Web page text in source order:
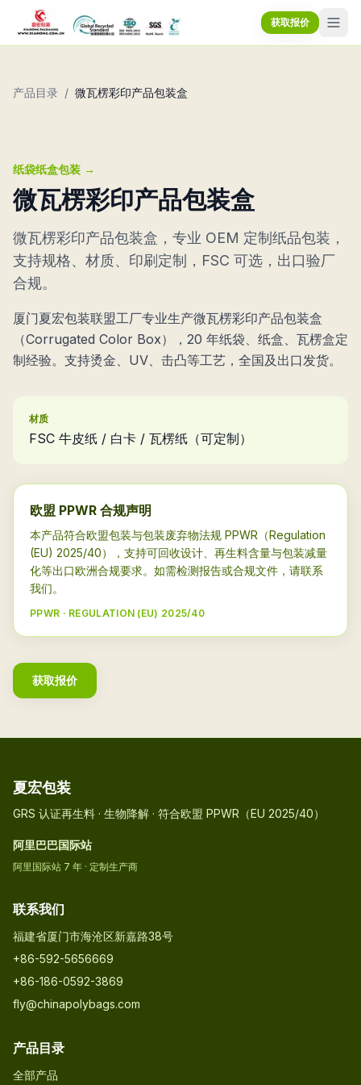
获取报价
产品目录 / 微瓦楞彩印产品包装盒
纸袋纸盒包装 →
微瓦楞彩印产品包装盒
微瓦楞彩印产品包装盒，专业 OEM 定制纸品包装，
支持规格、材质、印刷定制，FSC 可选，出口验厂
合规。
厦门夏宏包装联盟工厂专业生产微瓦楞彩印产品包装盒
（Corrugated Color Box），20 年纸袋、纸盒、瓦楞盒定
制经验。支持烫金、UV、击凸等工艺，全国及出口发货。
材质
FSC 牛皮纸 / 白卡 / 瓦楞纸（可定制）
欧盟 PPWR 合规声明
本产品符合欧盟包装与包装废弃物法规 PPWR（Regulation
(EU) 2025/40），支持可回收设计、再生料含量与包装减量
化等出口欧洲合规要求。如需检测报告或合规文件，请联系
我们。
PPWR · REGULATION (EU) 2025/40
获取报价
夏宏包装
GRS 认证再生料 · 生物降解 · 符合欧盟 PPWR（EU 2025/40）
阿里巴巴国际站
阿里国际站 7 年 · 定制生产商
联系我们
福建省厦门市海沧区新嘉路38号
+86-592-5656669
+86-186-0592-3869
fly@chinapolybags.com
产品目录
全部产品